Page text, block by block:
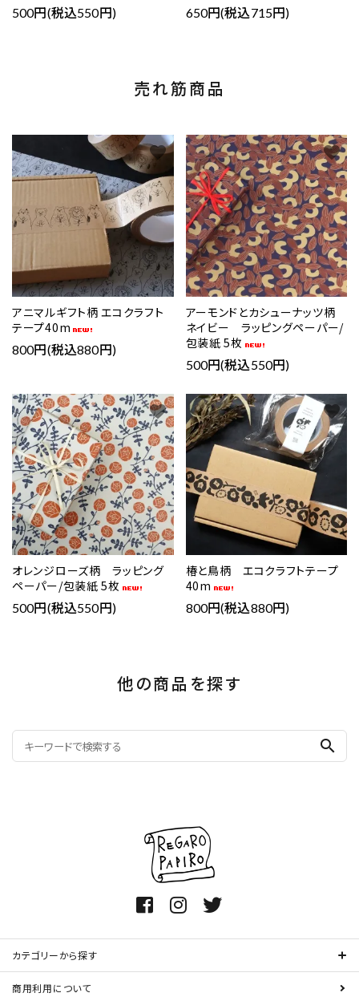
500円(税込550円) 650円(税込715円)
売れ筋商品
アニマルギフト柄 エコクラフト
テープ40m
800円(税込880円)
favorite
アーモンドとカシューナッツ柄
ネイビー ラッピングペーパー/
包装紙 5枚
500円(税込550円)
favorite
オレンジローズ柄 ラッピング
ペーパー/包装紙 5枚
500円(税込550円)
favorite
椿と鳥柄 エコクラフトテープ
40m
800円(税込880円)
favorite
他の商品を探す
search
カテゴリーから探す
商用利用について